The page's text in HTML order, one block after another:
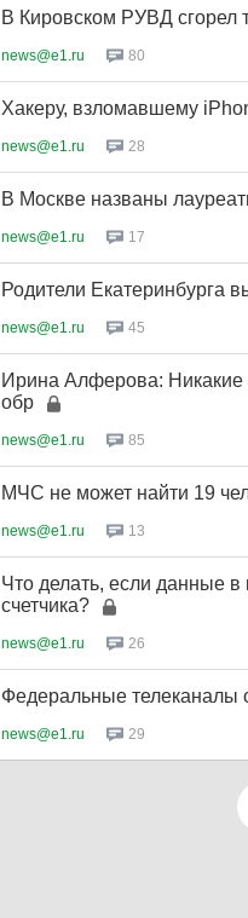
В Кировском РУВД сгорел
news@e1.ru 80
Хакеру, взломавшему
news@e1.ru 28
В Москве названы
news@e1.ru 17
Родители Екатеринбурга
news@e1.ru 45
Ирина Алферова: Никакие
обр
news@e1.ru 85
МЧС не может найти 19
news@e1.ru 13
Что делать, если данные в
счетчика?
news@e1.ru 26
Федеральные телеканалы
news@e1.ru 29